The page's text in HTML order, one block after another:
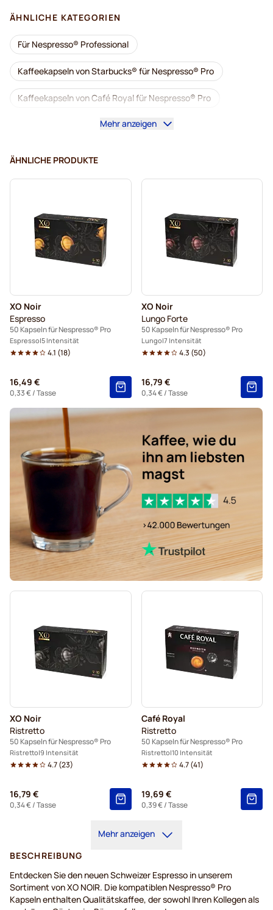
ÄHNLICHE KATEGORIEN
Für Nespresso® Professional
Kaffeekapseln von Starbucks® für Nespresso® Pro
Kaffeekapseln von Café Royal für Nespresso® Pro
Kaffeemaschinen für Nespresso® Professional
Entkoffeinierter Kaffee für Nespresso® Pro
Kapseln für Nespresso® Professional
Kapseln von Gimoka für Nespresso® Pro
Kaffekapslen für Nespresso® Professional
Mehr anzeigen
ÄHNLICHE PRODUKTE
XO Noir
Espresso
50 Kapseln für Nespresso® Pro
Espresso 5 Intensität
4.1 (18)
16,49 €
0,33 €/ Tasse
XO Noir
Lungo Forte
50 Kapseln für Nespresso® Pro
Lungo 7 Intensität
4.3 (50)
16,79 €
0,34 €/ Tasse
XO Noir
Ristretto
50 Kapseln für Nespresso® Pro
Ristretto 9 Intensität
4.7(23)
16,79 €
0,34 €/ Tasse
Café Royal
Ristretto
50 Kapseln für Nespresso® Pro
Ristretto 10 Intensität
4.7(41)
19,69 €
0,39 €/ Tasse
Mehr anzeigen
BESCHREIBUNG
Entdecken Sie den neuen Schweizer Espresso in unserem
Sortiment von XO NOIR. Die kompatiblen Nespresso® Pro
Kapseln enthalten Qualitätskaffee, der sowohl Ihren Kollegen als